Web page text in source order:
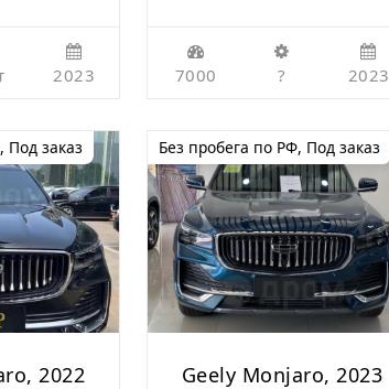
2023 7000 ? 2023
, Под заказ
2022
Без пробега по РФ, Под заказ
Geely Monjaro, 2023